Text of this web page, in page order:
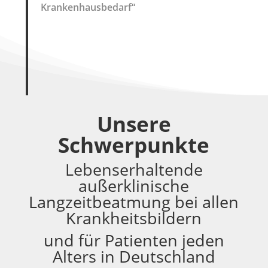
Krankenhausbedarf“
Unsere
Schwerpunkte
Lebenserhaltende
außerklinische
Langzeitbeatmung bei allen
Krankheitsbildern
und für Patienten jeden
Alters in Deutschland